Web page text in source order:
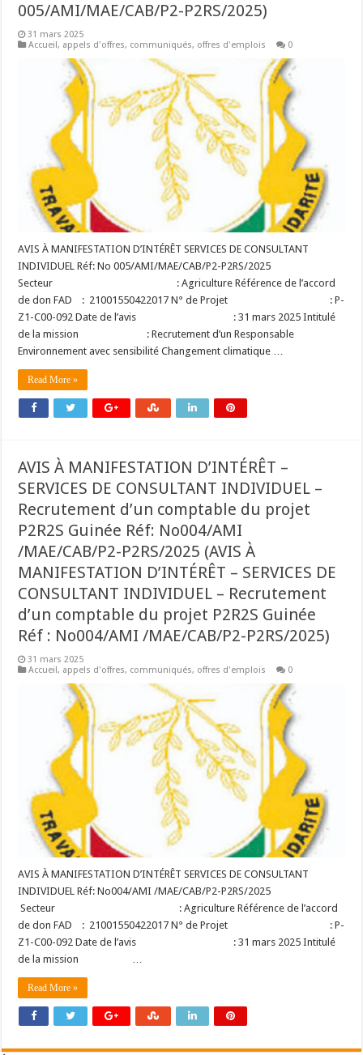
005/AMI/MAE/CAB/P2-P2RS/2025)
31 mars 2025
Accueil, appels d'offres, communiqués, offres d'emplois 0
AVIS À MANIFESTATION D’INTÉRÊT SERVICES DE CONSULTANT
INDIVIDUEL Réf: No 005/AMI/MAE/CAB/P2-P2RS/2025
Secteur : Agriculture Référence de l’accord
de don FAD : 21001550422017 N° de Projet : P-
Z1-C00-092 Date de l’avis : 31 mars 2025 Intitulé
de la mission : Recrutement d’un Responsable
Environnement avec sensibilité Changement climatique …
Read More »
AVIS À MANIFESTATION D’INTÉRÊT –
SERVICES DE CONSULTANT INDIVIDUEL –
Recrutement d’un comptable du projet
P2R2S Guinée Réf: No004/AMI
/MAE/CAB/P2-P2RS/2025 (AVIS À
MANIFESTATION D’INTÉRÊT – SERVICES DE
CONSULTANT INDIVIDUEL – Recrutement
d’un comptable du projet P2R2S Guinée
Réf : No004/AMI /MAE/CAB/P2-P2RS/2025)
31 mars 2025
Accueil, appels d'offres, communiqués, offres d'emplois 0
AVIS À MANIFESTATION D’INTÉRÊT SERVICES DE CONSULTANT
INDIVIDUEL Réf: No004/AMI /MAE/CAB/P2-P2RS/2025
Secteur : Agriculture Référence de l’accord
de don FAD : 21001550422017 N° de Projet : P-
Z1-C00-092 Date de l’avis : 31 mars 2025 Intitulé
de la mission …
Read More »